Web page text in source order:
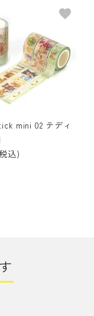
mini 02 テディ
込)
favorite